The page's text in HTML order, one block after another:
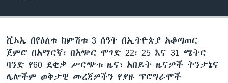
ቪኦኤ በየዕለቱ ከምሽቱ 3 ሰዓት በኢትዮጵያ አቆጣጠር
ጀምሮ በአማርኛ፣ በአጭር ሞገድ 22፣ 25 እና 31 ሜትር
ባንድ የ60 ደቂቃ ሥርጭቱ ዜና፣ አበይት ዜናዎች ትንታኔና
ሌሎችም ወቅታዊ መረጃዎችን የያዙ ፕሮግራሞች